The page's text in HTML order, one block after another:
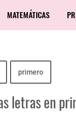
MATEMÁTICAS
primero
letras en